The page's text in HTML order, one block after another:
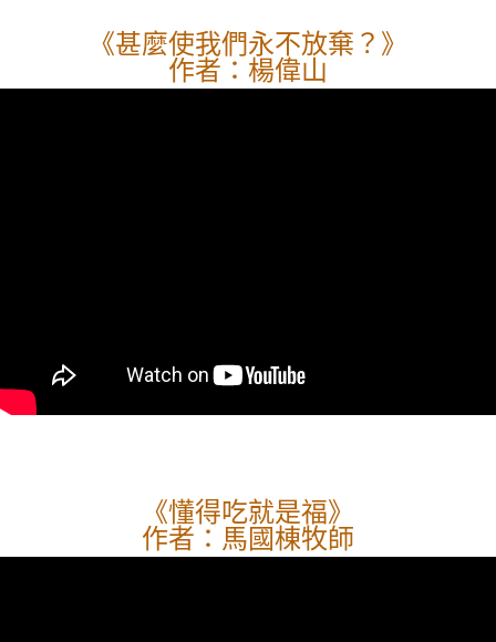
《甚麼使我們永不放棄？》
作者：楊偉山
《懂得吃就是福》
作者：馬國棟牧師